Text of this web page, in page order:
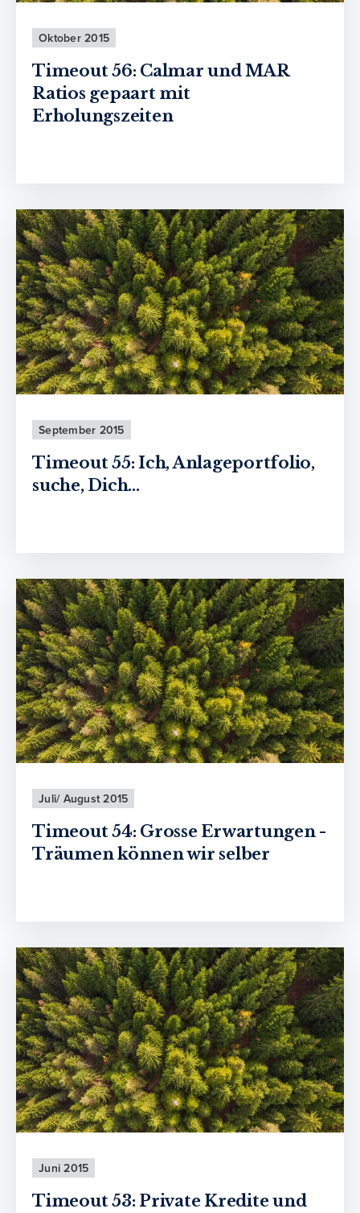
Oktober 2015
Timeout 56: Calmar und MAR
Ratios gepaart mit
Erholungszeiten
September 2015
Timeout 55: Ich, Anlageportfolio,
suche, Dich...
Juli/ August 2015
Timeout 54: Grosse Erwartungen -
Träumen können wir selber
Juni 2015
Timeout 53: Private Kredite und